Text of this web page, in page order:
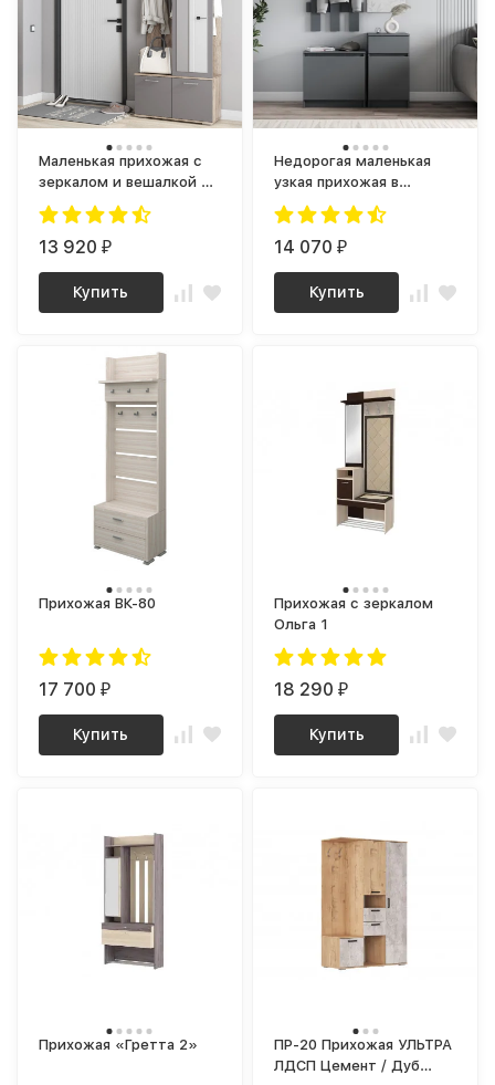
Маленькая прихожая с
зеркалом и вешалкой в
коридор ПР-16 лайт
ЛДСП крафт / графит
13 920₽
Купить
Недорогая маленькая
узкая прихожая в
коридор с зеркалом,
настенной вешалкой и
обувницей, графит
14 070₽
Купить
Прихожая ВК-80
17 700₽
Купить
Прихожая с зеркалом
Ольга 1
18 290₽
Купить
Прихожая «Гретта 2»
ПР-20 Прихожая УЛЬТРА
ЛДСП Цемент / Дуб